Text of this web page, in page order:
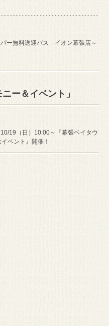
パー無料送迎バス イオン幕張店～
ー＆イベント」
10/19（日）10:00～『幕張ベイタウ
ベント』開催！